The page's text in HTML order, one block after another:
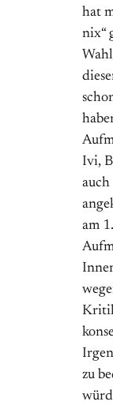
hat
nix“
Ivi,
auch
am
zu